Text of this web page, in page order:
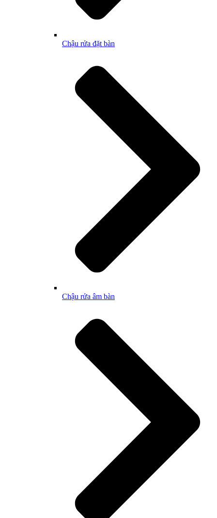
Chậu rửa đặt bàn
Chậu rửa âm bàn